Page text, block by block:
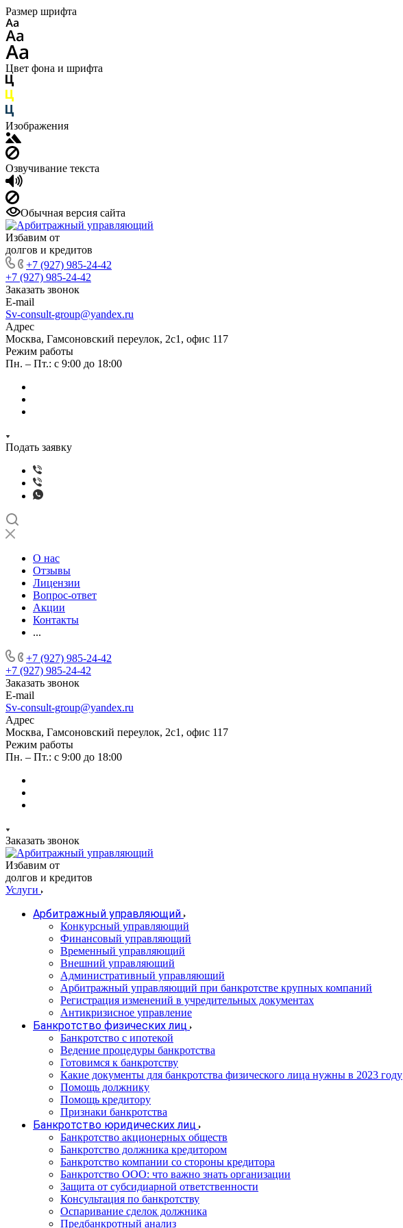
Размер шрифта
Цвет фона и шрифта
Изображения
Озвучивание текста
Обычная версия сайта
Избавим от
долгов и кредитов
+7 (927) 985-24-42
+7 (927) 985-24-42
Заказать звонок
E-mail
Sv-consult-group@yandex.ru
Адрес
Москва, Гамсоновский переулок, 2с1, офис 117
Режим работы
Пн. – Пт.: с 9:00 до 18:00
Подать заявку
О нас
Отзывы
Лицензии
Вопрос-ответ
Акции
Контакты
...
+7 (927) 985-24-42
+7 (927) 985-24-42
Заказать звонок
E-mail
Sv-consult-group@yandex.ru
Адрес
Москва, Гамсоновский переулок, 2с1, офис 117
Режим работы
Пн. – Пт.: с 9:00 до 18:00
Заказать звонок
Избавим от
долгов и кредитов
Услуги
Арбитражный управляющий
Конкурсный управляющий
Финансовый управляющий
Временный управляющий
Внешний управляющий
Административный управляющий
Арбитражный управляющий при банкротстве крупных компаний
Регистрация изменений в учредительных документах
Антикризисное управление
Банкротство физических лиц
Банкротство с ипотекой
Ведение процедуры банкротства
Готовимся к банкротству
Какие документы для банкротства физического лица нужны в 2023 году
Помощь должнику
Помощь кредитору
Признаки банкротства
Банкротство юридических лиц
Банкротство акционерных обществ
Банкротство должника кредитором
Банкротство компании со стороны кредитора
Банкротство ООО: что важно знать организации
Защита от субсидиарной ответственности
Консультация по банкротству
Оспаривание сделок должника
Предбанкротный анализ